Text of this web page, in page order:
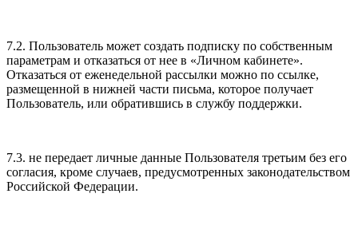
7.2. Пользователь может создать подписку по собственным
параметрам и отказаться от нее в «Личном кабинете».
Отказаться от еженедельной рассылки можно по ссылке,
размещенной в нижней части письма, которое получает
Пользователь, или обратившись в службу поддержки.
7.3. не передает личные данные Пользователя третьим без его
согласия, кроме случаев, предусмотренных законодательством
Российской Федерации.